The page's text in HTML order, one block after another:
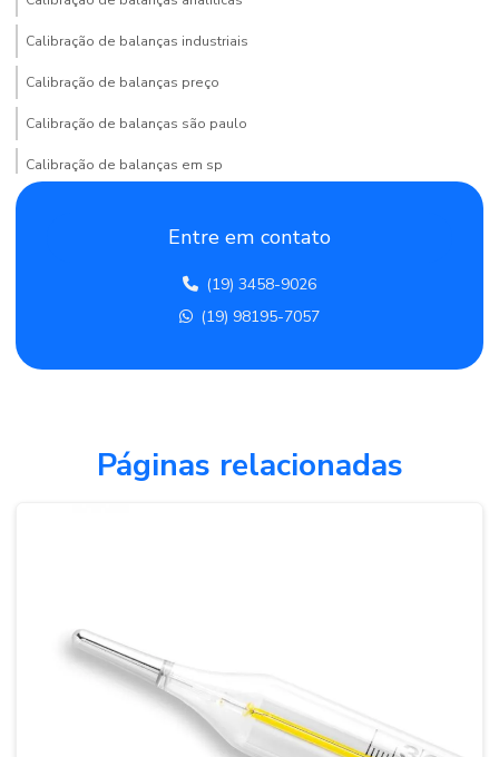
Calibração de balanças industriais
Calibração de balanças preço
Calibração de balanças são paulo
Calibração de balanças em sp
Calibração de balão volumétrico
Calibração de câmara fria
Calibração de condutividade
Calibração e manutenção de balanças
Calibração de micrômetro
Calibração de micrômetro externo
Entre em contato
(19) 3458-9026
(19) 98195-7057
Páginas relacionadas